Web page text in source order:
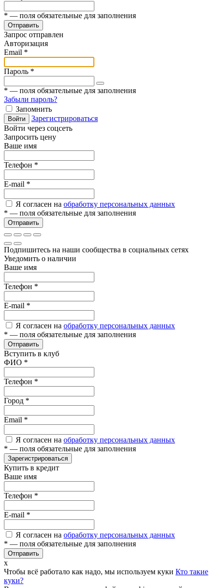
* — поля обязательные для заполнения
Отправить
Запрос отправлен
Авторизация
Email *
Пароль *
* — поля обязательные для заполнения
Забыли пароль?
Запомнить
Войти
Зарегистрироваться
Войти через соцсеть
Запросить цену
Ваше имя
Телефон *
E-mail *
Я согласен на обработку персональных данных
* — поля обязательные для заполнения
Отправить
Подпишитесь на наши сообщества в социальных сетях
Уведомить о наличии
Ваше имя
Телефон *
E-mail *
Я согласен на обработку персональных данных
* — поля обязательные для заполнения
Отправить
Вступить в клуб
ФИО *
Телефон *
Город *
Email *
Я согласен на обработку персональных данных
* — поля обязательные для заполнения
Зарегистрироваться
Купить в кредит
Ваше имя
Телефон *
E-mail *
Я согласен на обработку персональных данных
* — поля обязательные для заполнения
Отправить
x
Чтобы всё работало как надо, мы используем куки Кто такие
куки?